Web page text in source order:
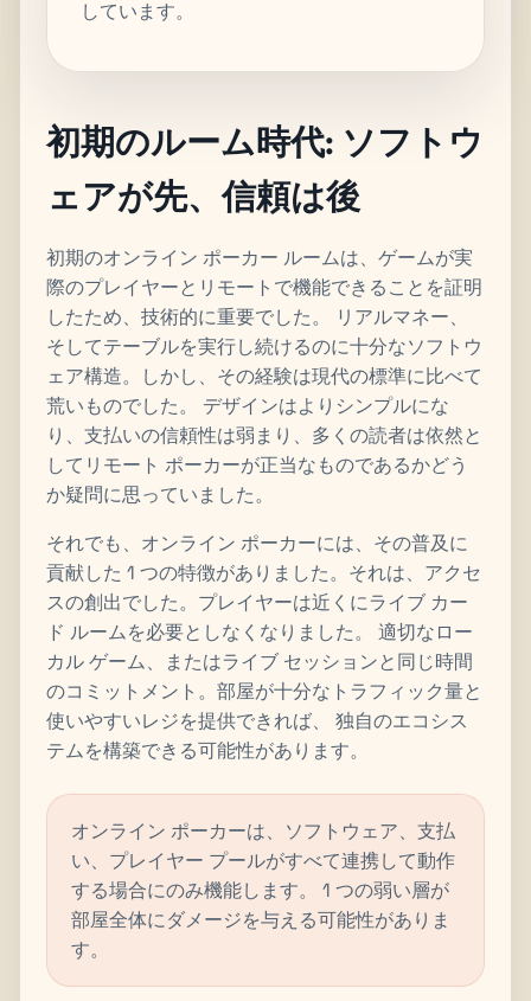
しています。
初期のルーム時代: ソフトウ
ェアが先、信頼は後
初期のオンライン ポーカー ルームは、ゲームが実
際のプレイヤーとリモートで機能できることを証明
したため、技術的に重要でした。 リアルマネー、
そしてテーブルを実行し続けるのに十分なソフトウ
ェア構造。しかし、その経験は現代の標準に比べて
荒いものでした。 デザインはよりシンプルにな
り、支払いの信頼性は弱まり、多くの読者は依然と
してリモート ポーカーが正当なものであるかどう
か疑問に思っていました。
それでも、オンライン ポーカーには、その普及に
貢献した 1 つの特徴がありました。それは、アクセ
スの創出でした。プレイヤーは近くにライブ カー
ド ルームを必要としなくなりました。 適切なロー
カル ゲーム、またはライブ セッションと同じ時間
のコミットメント。部屋が十分なトラフィック量と
使いやすいレジを提供できれば、 独自のエコシス
テムを構築できる可能性があります。
オンライン ポーカーは、ソフトウェア、支払
い、プレイヤー プールがすべて連携して動作
する場合にのみ機能します。 1 つの弱い層が
部屋全体にダメージを与える可能性がありま
す。